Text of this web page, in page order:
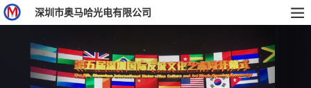
深圳市奥马哈光电有限公司